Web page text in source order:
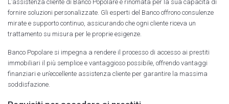
L’assistenza cliente di Banco Popolare è rinomata per la sua capacità di
fornire soluzioni personalizzate. Gli esperti del Banco offrono consulenze
mirate e supporto continuo, assicurando che ogni cliente riceva un
trattamento su misura per le proprie esigenze.
Banco Popolare si impegna a rendere il processo di accesso ai prestiti
immobiliari il più semplice e vantaggioso possibile, offrendo vantaggi
finanziari e un’eccellente assistenza cliente per garantire la massima
soddisfazione.